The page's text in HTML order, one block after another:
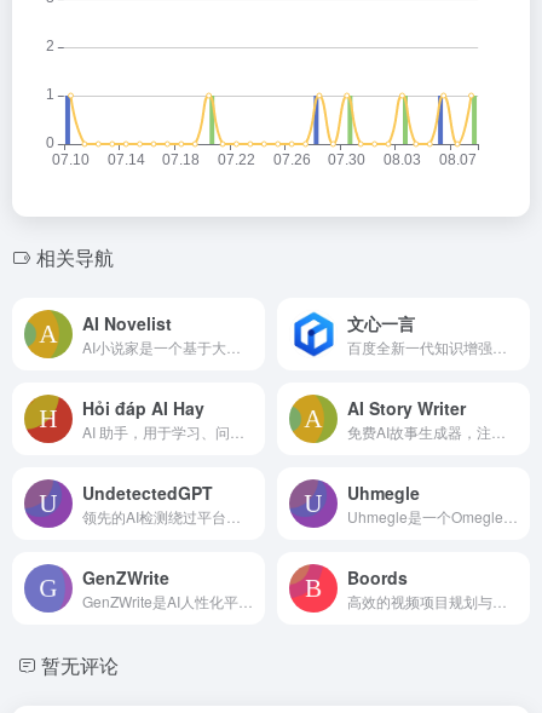
相关导航
AI Novelist 文心一言
Hỏi đáp AI Hay AI Story Writer
UndetectedGPT Uhmegle
GenZWrite Boords
暂无评论